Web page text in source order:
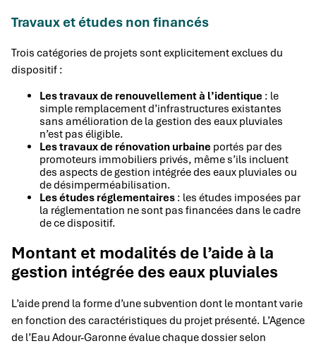
Travaux et études non financés
Trois catégories de projets sont explicitement exclues du
dispositif :
Les travaux de renouvellement à l’identique : le
simple remplacement d’infrastructures existantes
sans amélioration de la gestion des eaux pluviales
n’est pas éligible.
Les travaux de rénovation urbaine portés par des
promoteurs immobiliers privés, même s’ils incluent
des aspects de gestion intégrée des eaux pluviales ou
de désimperméabilisation.
Les études réglementaires : les études imposées par
la réglementation ne sont pas financées dans le cadre
de ce dispositif.
Montant et modalités de l’aide à la
gestion intégrée des eaux pluviales
L’aide prend la forme d’une subvention dont le montant varie
en fonction des caractéristiques du projet présenté. L’Agence
de l’Eau Adour-Garonne évalue chaque dossier selon